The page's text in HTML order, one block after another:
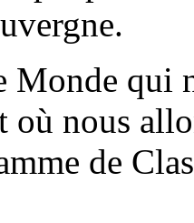
Monde qui
où nous
de